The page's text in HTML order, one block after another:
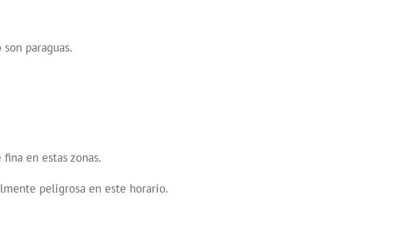
paraguas.
en estas zonas.
peligrosa en este horario.